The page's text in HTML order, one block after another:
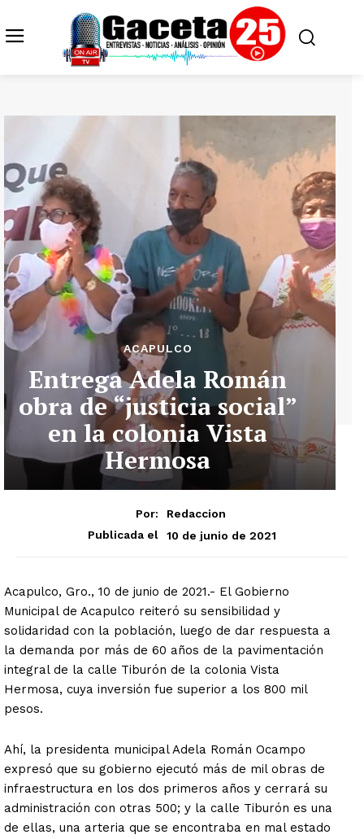
ACAPULCO
Entrega Adela Román
obra de “justicia social”
en la colonia Vista
Hermosa
Por:
Redaccion
Publicada el
10 de junio de 2021
Acapulco, Gro., 10 de junio de 2021.- El Gobierno
Municipal de Acapulco reiteró su sensibilidad y
solidaridad con la población, luego de dar respuesta a
la demanda por más de 60 años de la pavimentación
integral de la calle Tiburón de la colonia Vista
Hermosa, cuya inversión fue superior a los 800 mil
pesos.
Ahí, la presidenta municipal Adela Román Ocampo
expresó que su gobierno ejecutó más de mil obras de
infraestructura en los dos primeros años y cerrará su
administración con otras 500; y la calle Tiburón es una
de ellas, una arteria que se encontraba en mal estado